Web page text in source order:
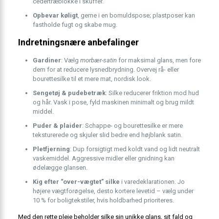
Opbevar køligt, gerne i en bomuldspose; plastposer kan
fastholde fugt og skabe mug.
Indretningsnære anbefalinger
Gardiner: Vælg morbær-satinfor maksimal glans, men fore
dem for at reducere lysnedbrydning. Overvej rå- eller
bourette­silke til et mere mat, nordisk look.
Sengetøj & pudebetræk: Silke reducerer friktion mod hud
og hår. Vask i pose, fyld maskinen minimalt og brug mildt
middel.
Puder & plaider: Schappe- og bourette­silke er mere
teksturerede og skjuler slid bedre end højblank satin.
Plet­fjerning: Dup forsigtigt med koldt vand og lidt neutralt
vaskemiddel. Aggressive midler eller gnidning kan
ødelægge glansen.
Kig efter “over-vægtet” silke i vare­deklarationen. Jo
højere vægtforøgelse, desto kortere levetid – vælg under
10 % for boligtekstiler, hvis holdbarhed prioriteres.
Med den rette pleje beholder silke sin unikke glans, sit fald og